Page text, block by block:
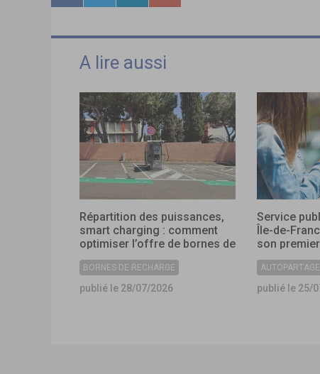
A lire aussi
Répartition des puissances,
smart charging : comment
optimiser l’offre de bornes de
recharge dans les
collectivités ?
BORNES DE RECHARGE
publié le 28/07/2026
Service
Île-de-
son
collectivités
AUTOPARTAGE
publié le 25/